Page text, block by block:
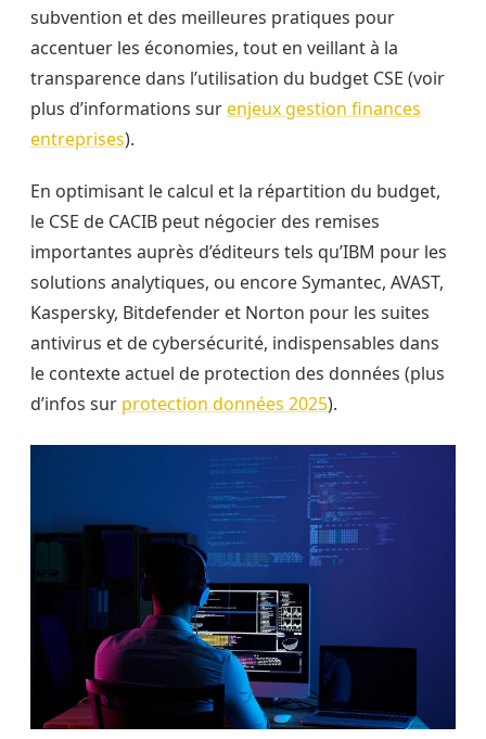
subvention et des meilleures pratiques pour
accentuer les économies, tout en veillant à la
transparence dans l’utilisation du budget CSE (voir
plus d’informations surenjeux gestion finances
entreprises).
En optimisant le calcul et la répartition du budget,
le CSE de CACIB peut négocier des remises
importantes auprès d’éditeurs tels qu’IBM pour les
solutions analytiques, ou encore Symantec, AVAST,
Kaspersky, Bitdefender et Norton pour les suites
antivirus et de cybersécurité, indispensables dans
le contexte actuel de protection des données (plus
d’infos sur protection données 2025).